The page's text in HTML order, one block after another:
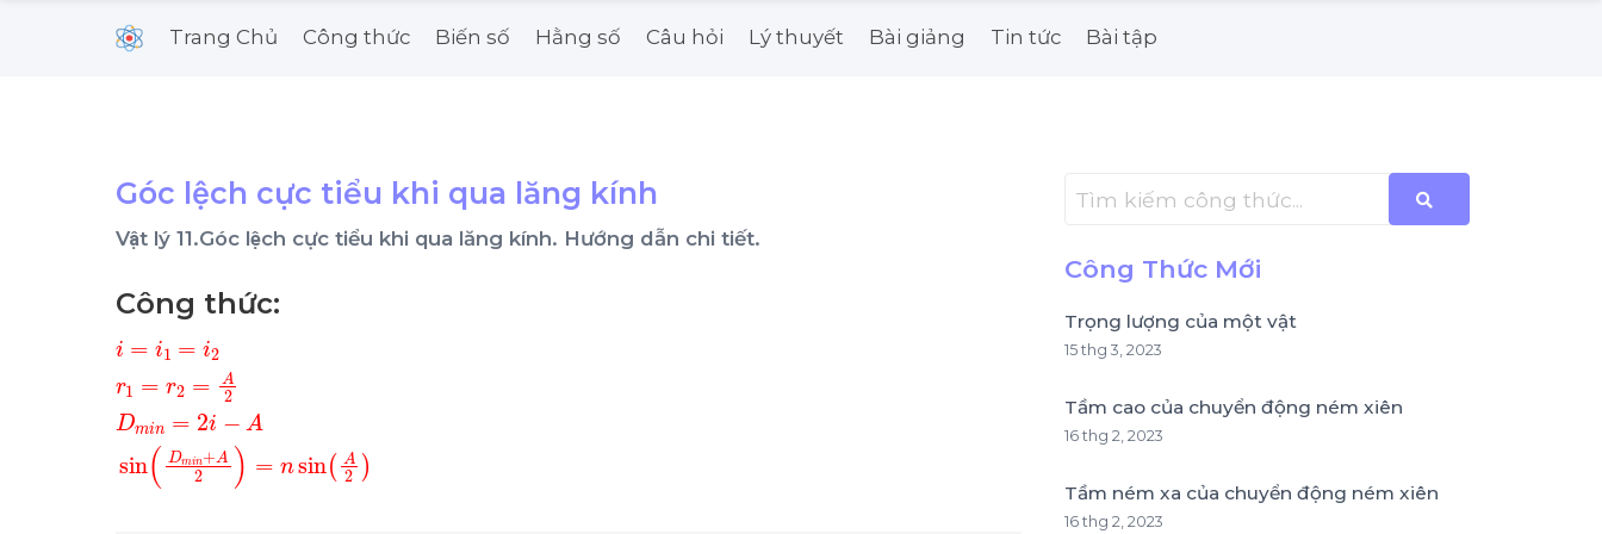
Trang Chủ Công thức Biến số Hằng số Câu hỏi Lý thuyết Bài giảng Tin tức Bài tập
Góc lệch cực tiểu khi qua lăng kính
Vật lý 11.Góc lệch cực tiểu khi qua lăng kính. Hướng dẫn chi tiết.
Công thức:
= = i2r1=r2= m in=2
Asin Dmin+ sin A 2
Công Thức Mới
Trọng lượng của một vật
15 thg 3, 2023
Tầm cao của chuyển động ném xiên
16 thg 2, 2023
Tầm ném xa của chuyển động ném xiên
16 thg 2, 2023